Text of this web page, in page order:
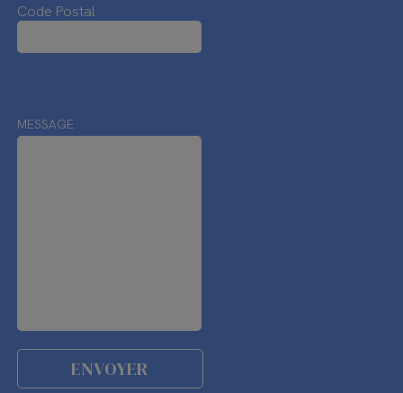
Code Postal
MESSAGE